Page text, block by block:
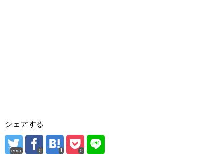
シェアする
error 0 0